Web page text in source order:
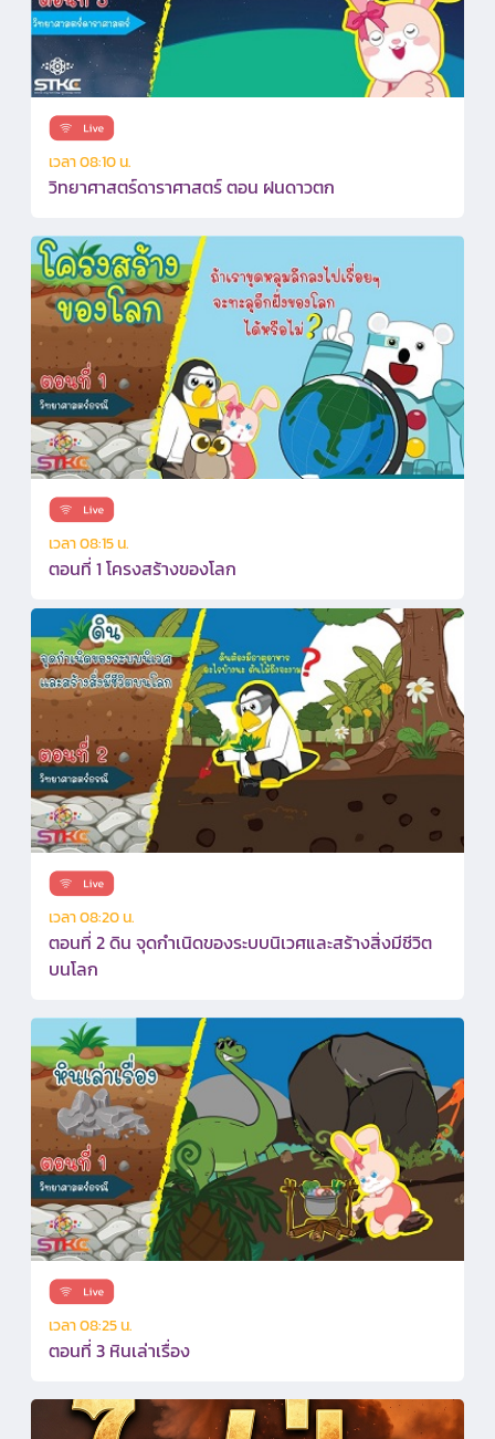
เวลา 08:10 น.
วิทยาศาสตร์ดาราศาสตร์ ตอน ฝนดาวตก
เวลา 08:15 น.
ตอนที่ 1 โครงสร้างของโลก
เวลา 08:20 น.
ตอนที่ 2 ดิน จุดกำเนิดของระบบนิเวศและสร้างสิ่งมีชีวิต
บนโลก
เวลา 08:25 น.
ตอนที่ 3 หินเล่าเรื่อง